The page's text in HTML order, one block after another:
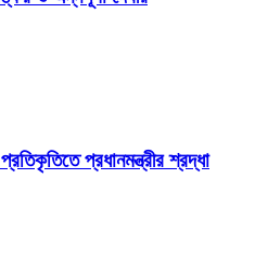
প্রধানমন্ত্রীর শ্রদ্ধা